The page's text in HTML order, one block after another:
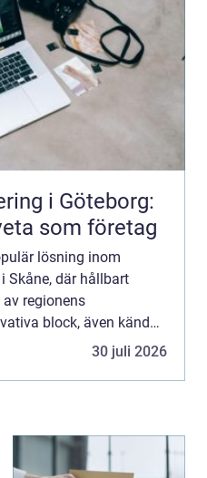
i Göteborg:
som företag
lösning inom
Skåne, där hållbart
regionens
block, även kända
30 juli 2026